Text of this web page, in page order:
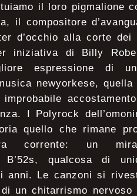
il loro pigmalione
il compositore
d’occhio alla corte
iniziativa di Billy
espressione di
newyorkese,
I Polyrock
quello che rimane
corrente: un
B’52s, qualcosa di
anni. Le canzoni si
un chitarrismo